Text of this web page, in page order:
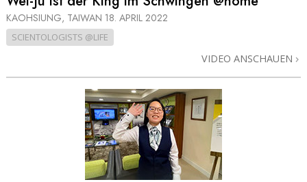
KAOHSIUNG, TAIWAN 18. APRIL 2022
SCIENTOLOGISTS @LIFE
VIDEO ANSCHAUEN